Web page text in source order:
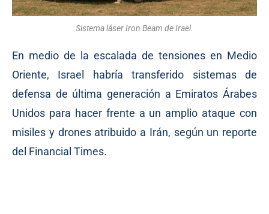
Sistema láser Iron Beam de Irael.
En medio de la escalada de tensiones en Medio
Oriente, Israel habría transferido sistemas de
defensa de última generación a Emiratos Árabes
Unidos para hacer frente a un amplio ataque con
misiles y drones atribuido a Irán, según un reporte
del Financial Times.